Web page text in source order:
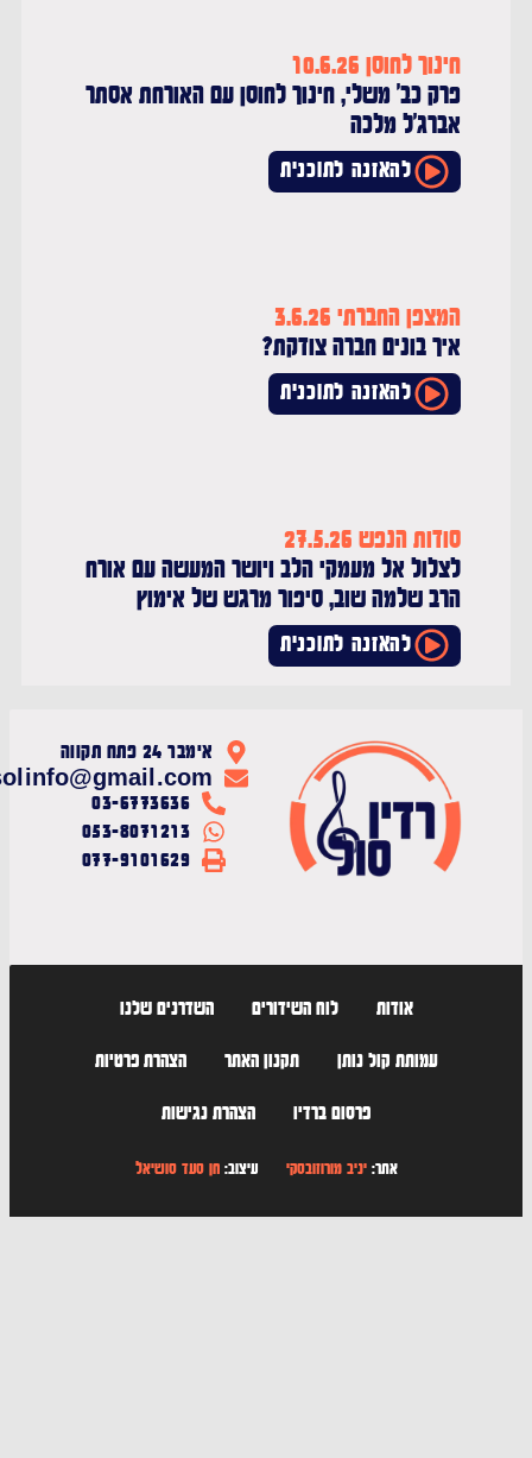
חינוך לחוסן 10.6.26
פרק כב' משלי, חינוך לחוסן עם האורחת אסתר
אברג'ל מלכה
להאזנה לתוכנית
המצפן החברתי 3.6.26
איך בונים חברה צודקת?
להאזנה לתוכנית
סודות הנפש 27.5.26
לצלול אל מעמקי הלב ויושר המעשה עם אורח
הרב שלמה שוב, סיפור מרגש של אימוץ
להאזנה לתוכנית
אימבר 24 פתח תקווה
radiosolinfo@gmail.com
03-6773636
053-8071213
077-9101629
לוח השידורים השדרנים שלנו
עמותת קול נותן תקנון האתר הצהרת פרטיות
פרסום ברדיו הצהרת נגישות
יניב מורוזובסקיעיצוב:חן סעד סושיאל